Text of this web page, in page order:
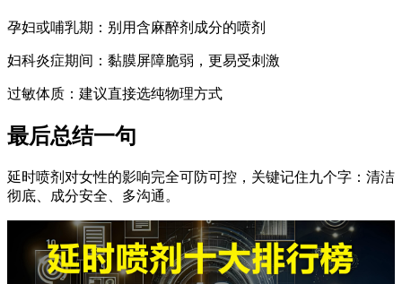
孕妇或哺乳期：别用含麻醉剂成分的喷剂
妇科炎症期间：黏膜屏障脆弱，更易受刺激
过敏体质：建议直接选纯物理方式
最后总结一句
延时喷剂对女性的影响完全可防可控，关键记住九个字：清洁
彻底、成分安全、多沟通。